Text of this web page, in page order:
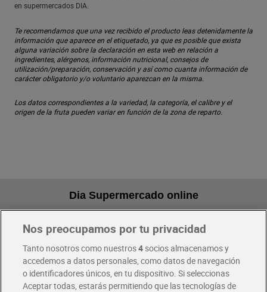
en supermercados DIA.
Te recomendamos que una vez recibido el producto leas detenidamente la
información que aparece en el etiquetado, ya que es posible que exista
alguna variación sobre la declaración en esta web en relación a
ingredientes, alérgenos, información nutricional, consejos de
utilización/preparación, conservación y así como cuanta información de
carácter obligatorio y/o voluntario aparezcan en la misma.
Los datos correspondientes a la variedad, la categoría, el calibre y el
origen de la fruta pueden variar en función de la zona de reparto.
Dia Supermercado online
Pide hoy, recibe hoy
Envío gratis por compras superiores a 100€
Envío estandar por 4,99€
Nos preocupamos por tu privacidad
Tanto nosotros como nuestros4socios almacenamos y
accedemos a datos personales, como datos de navegación
o identificadores únicos, en tu dispositivo. Si seleccionas
Aceptar todas, estarás permitiendo que las tecnologías de